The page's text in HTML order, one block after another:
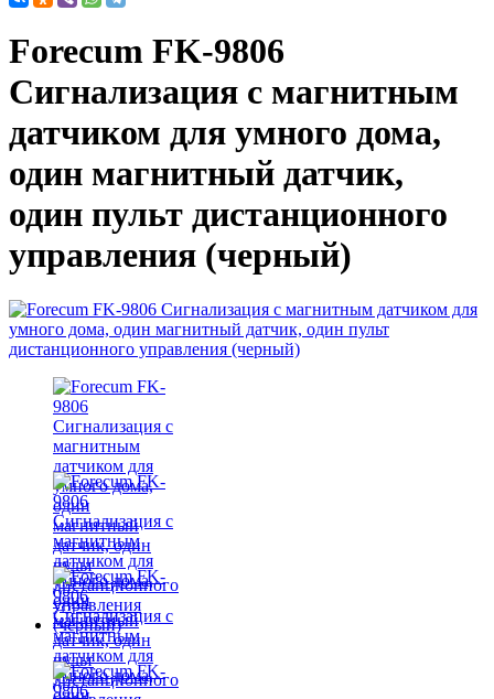
Forecum FK-9806
Сигнализация с магнитным
датчиком для умного дома,
один магнитный датчик,
один пульт дистанционного
управления (черный)